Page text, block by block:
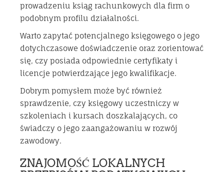
prowadzeniu ksiąg rachunkowych dla firm o
podobnym profilu działalności.
Warto zapytać potencjalnego księgowego o jego
dotychczasowe doświadczenie oraz zorientować
się, czy posiada odpowiednie certyfikaty i
licencje potwierdzające jego kwalifikacje.
Dobrym pomysłem może być również
sprawdzenie, czy księgowy uczestniczy w
szkoleniach i kursach doszkalających, co
świadczy o jego zaangażowaniu w rozwój
zawodowy.
ZNAJOMOŚĆ LOKALNYCH